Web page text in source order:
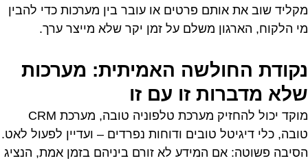
מקליד שוב את אותם פרטים או עובר בין מערכות כדי להבין
מי הלקוח, הארגון משלם על זמן יקר שלא מייצר ערך.
נקודת החולשה האמיתית: מערכות
שלא מדברות זו עם זו
מוקד יכול להחזיק מערכת טלפוניה טובה, מערכת CRM
טובה, כלי דיגיטל טובים ודוחות נפרדים – ועדיין לפעול לאט.
הסיבה פשוטה: אם המידע לא זורם ביניהם בזמן אמת, הנציג